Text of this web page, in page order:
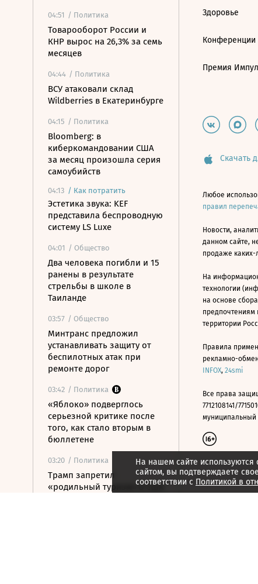
04:51 / Политика
Товарооборот России и
КНР вырос на 26,3% за семь
месяцев
04:44 / Политика
ВСУ атаковали склад
Wildberries в Екатеринбурге
04:15 / Политика
Bloomberg: в
киберкомандовании США
за месяц произошла серия
самоубийств
04:13 / Как потратить
Эстетика звука: KEF
представила беспроводную
систему LS Luxe
04:01 / Общество
Два человека погибли и 15
ранены в результате
стрельбы в школе в
Таиланде
03:57 / Общество
Минтранс предложил
устанавливать защиту от
беспилотных атак при
ремонте дорог
03:42 / Политика
«Яблоко» подверглось
серьезной критике после
того, как стало вторым в
бюллетене
03:20 / Политика
Трамп запретил
«родильный туризм» в США
На нашем сайте
сайтом, вы подтверждаете свое
соответствии с Политикой в
Здоровье
Конференции
Премия
Скачать
Любое
правил
Новости,
данном сайте,
продаже каких-
На
технологии
на основе
предпочтениям
территории
Правила
рекламно-
INFOX, 24smi
Все права
7712108141/
муниципальный